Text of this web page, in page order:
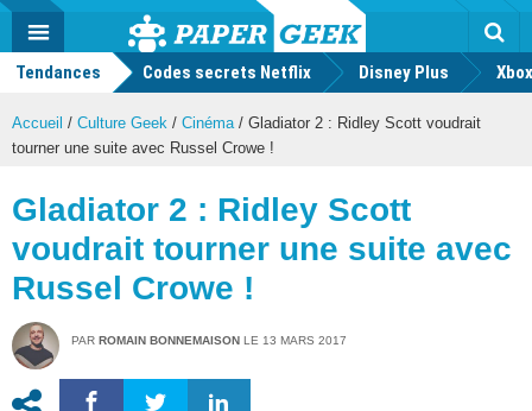
Actu
geek
MENU
Tendances Codes secrets Netflix Disney Plus
Accueil / Culture Geek / Cinéma / Gladiator 2 : Ridley Scott voudrait
tourner une suite avec Russel Crowe !
Gladiator 2 : Ridley Scott
voudrait tourner une suite avec
Russel Crowe !
PAR ROMAIN BONNEMAISON LE 13 MARS 2017
Mode
FacebookTwitter Youtube